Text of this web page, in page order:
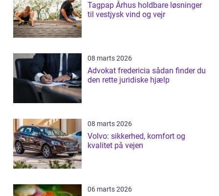
Tagpap Århus holdbare løsninger
til vestjysk vind og vejr
08 marts 2026
Advokat fredericia sådan finder du
den rette juridiske hjælp
08 marts 2026
Volvo: sikkerhed, komfort og
kvalitet på vejen
06 marts 2026